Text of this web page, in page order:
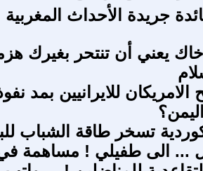
جريدة الأحداث المغربية
يعني أن تنتحر بغيرك
الامريكان للايرانيين بمد
تسخر طاقة الشباب
... الى طفيلي ! مساهمة